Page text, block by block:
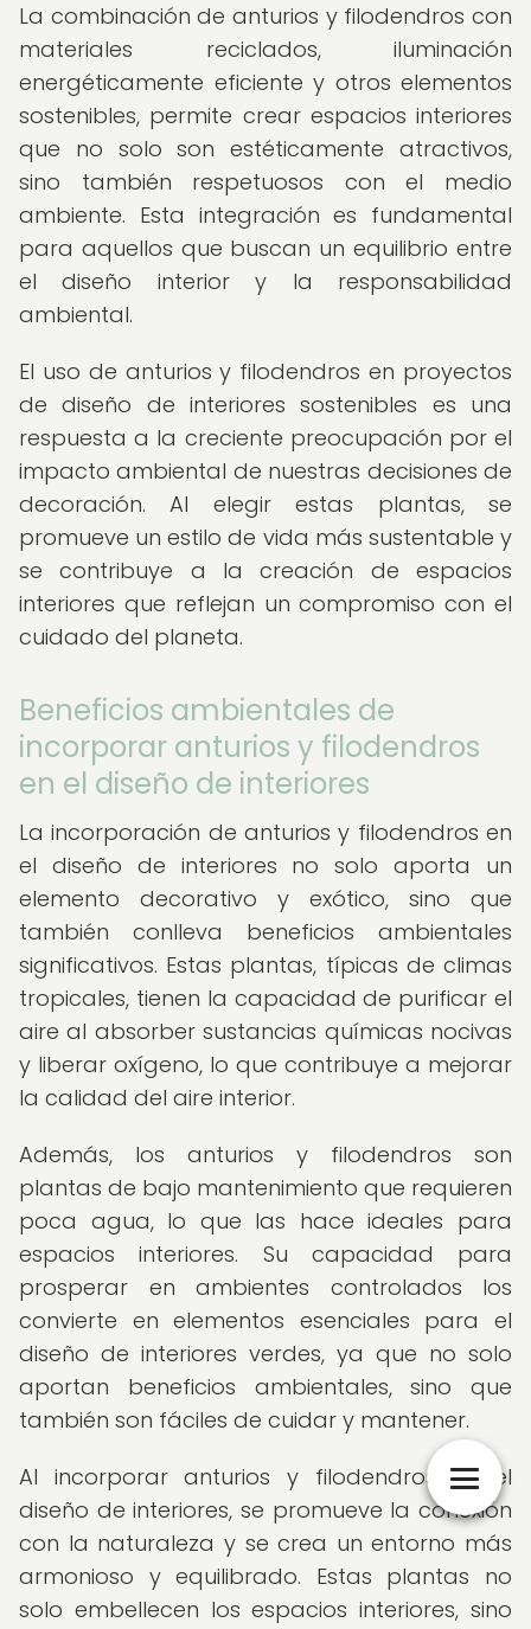
La combinación de anturios y filodendros con
materiales reciclados, iluminación
energéticamente eficiente y otros elementos
sostenibles, permite crear espacios interiores
que no solo son estéticamente atractivos,
sino también respetuosos con el medio
ambiente. Esta integración es fundamental
para aquellos que buscan un equilibrio entre
el diseño interior y la responsabilidad
ambiental.
El uso de anturios y filodendros en proyectos
de diseño de interiores sostenibles es una
respuesta a la creciente preocupación por el
impacto ambiental de nuestras decisiones de
decoración. Al elegir estas plantas, se
promueve un estilo de vida más sustentable y
se contribuye a la creación de espacios
interiores que reflejan un compromiso con el
cuidado del planeta.
Beneficios ambientales de
incorporar anturios y filodendros
en el diseño de interiores
La incorporación de anturios y filodendros en
el diseño de interiores no solo aporta un
elemento decorativo y exótico, sino que
también conlleva beneficios ambientales
significativos. Estas plantas, típicas de climas
tropicales, tienen la capacidad de purificar el
aire al absorber sustancias químicas nocivas
y liberar oxígeno, lo que contribuye a mejorar
la calidad del aire interior.
Además, los anturios y filodendros son
plantas de bajo mantenimiento que requieren
poca agua, lo que las hace ideales para
espacios interiores. Su capacidad para
prosperar en ambientes controlados los
convierte en elementos esenciales para el
diseño de interiores verdes, ya que no solo
aportan beneficios ambientales, sino que
también son fáciles de cuidar y mantener.
Al incorporar anturios y filodendros en el
diseño de interiores, se promueve la conexión
con la naturaleza y se crea un entorno más
armonioso y equilibrado. Estas plantas no
solo embellecen los espacios interiores, sino